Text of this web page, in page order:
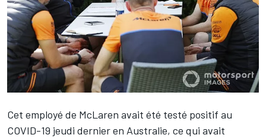
Cet employé de McLaren avait été testé positif au
COVID-19 jeudi dernier en Australie, ce qui avait